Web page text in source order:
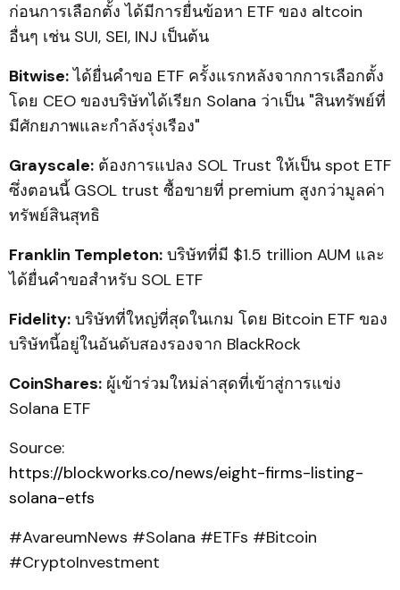
ก่อนการเลือกตั้ง ได้มีการยื่นข้อหา ETF ของ altcoin
อื่นๆ เช่น SUI, SEI, INJ เป็นต้น
Bitwise:ได้ยื่นคำขอ ETF ครั้งแรกหลังจากการเลือกตั้ง
โดย CEO ของบริษัทได้เรียก Solana ว่าเป็น "สินทรัพย์ที่
มีศักยภาพและกำลังรุ่งเรือง"
Grayscale: ต้องการแปลง SOL Trust ให้เป็น spot ETF
ซึ่งตอนนี้ GSOL trust ซื้อขายที่ premium สูงกว่ามูลค่า
ทรัพย์สินสุทธิ
Franklin Templeton: บริษัทที่มี $1.5 trillion AUM และ
ได้ยื่นคำขอสำหรับ SOL ETF
Fidelity: บริษัทที่ใหญ่ที่สุดในเกม โดย Bitcoin ETF ของ
บริษัทนี้อยู่ในอันดับสองรองจาก BlackRock
CoinShares: ผู้เข้าร่วมใหม่ล่าสุดที่เข้าสู่การแข่ง
Solana ETF
Source:
https://blockworks.co/news/eight-firms-listing-
solana-etfs
#AvareumNews #Solana #ETFs #Bitcoin
#CryptoInvestment